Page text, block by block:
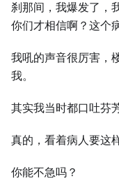
刹那间，我爆发了，
你们才相信啊？这个
我吼的声音很厉害，
我。
其实我当时都口吐芬
真的，看着病人要这
你能不急吗？